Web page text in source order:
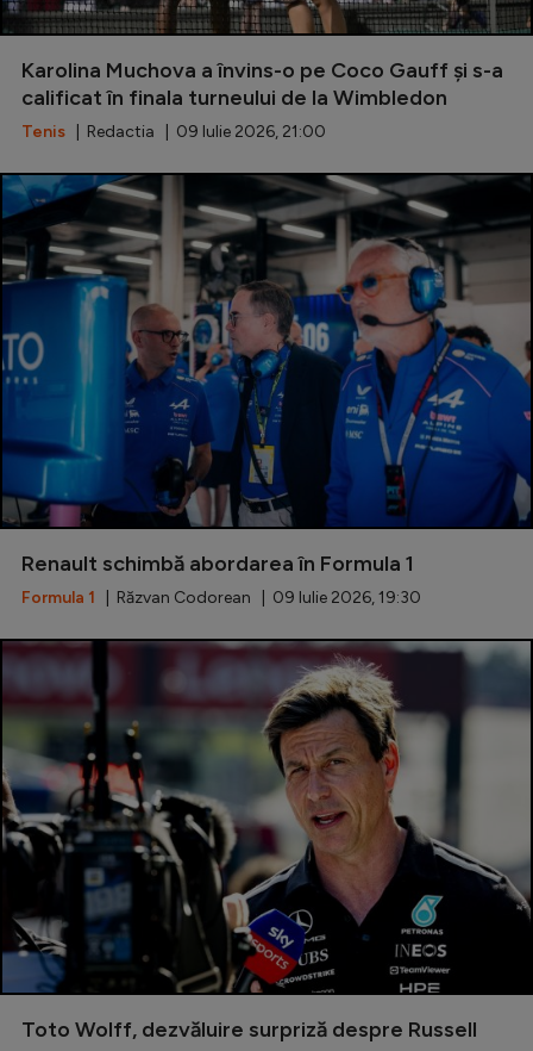
Karolina Muchova a învins-o pe Coco Gauff și s-a
calificat în finala turneului de la Wimbledon
Tenis | Redactia | 09 Iulie 2026, 21:00
Renault schimbă abordarea în Formula 1
Formula 1 | Răzvan Codorean | 09 Iulie 2026, 19:30
Toto Wolff, dezvăluire surpriză despre Russell